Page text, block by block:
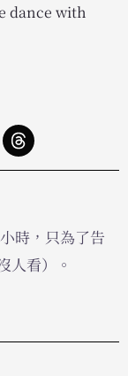
dance with
時，只為了告
人看）。